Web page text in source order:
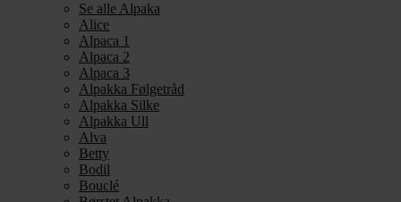
Se alle Alpaka
Alice
Alpaca 1
Alpaca 2
Alpaca 3
Alpakka Følgetråd
Alpakka Silke
Alpakka Ull
Alva
Betty
Bodil
Bouclé